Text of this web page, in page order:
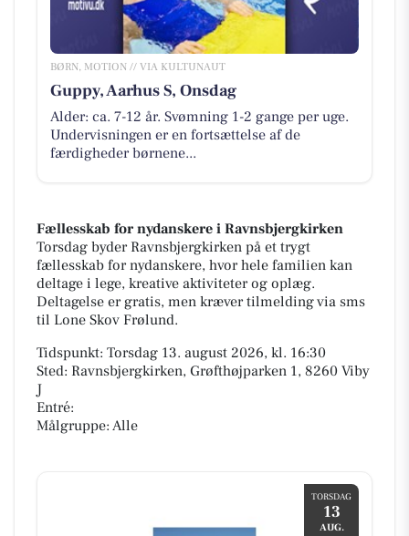
BØRN, MOTION // VIA KULTUNAUT
Guppy, Aarhus S, Onsdag
Alder: ca. 7-12 år. Svømning 1-2 gange per uge.
Undervisningen er en fortsættelse af de
færdigheder børnene...
Fællesskab for nydanskere i Ravnsbjergkirken
Torsdag byder Ravnsbjergkirken på et trygt
fællesskab for nydanskere, hvor hele familien kan
deltage i lege, kreative aktiviteter og oplæg.
Deltagelse er gratis, men kræver tilmelding via sms
til Lone Skov Frølund.
Tidspunkt: Torsdag 13. august 2026, kl. 16:30
Sted: Ravnsbjergkirken, Grøfthøjparken 1, 8260 Viby
J
Entré:
Målgruppe: Alle
TORSDAG
13
AUG.